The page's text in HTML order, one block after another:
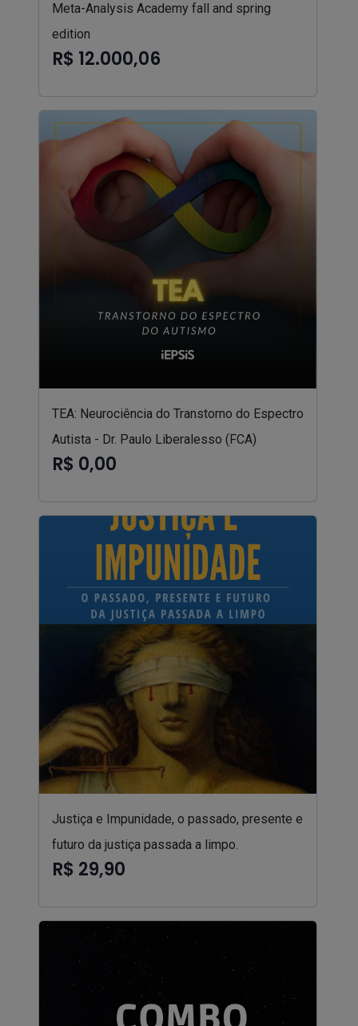
Meta-Analysis Academy fall and spring
edition
R$ 12.000,06
TEA: Neurociência do Transtorno do Espectro
Autista - Dr. Paulo Liberalesso (FCA)
R$ 0,00
Justiça e Impunidade, o passado, presente e
futuro da justiça passada a limpo.
R$ 29,90